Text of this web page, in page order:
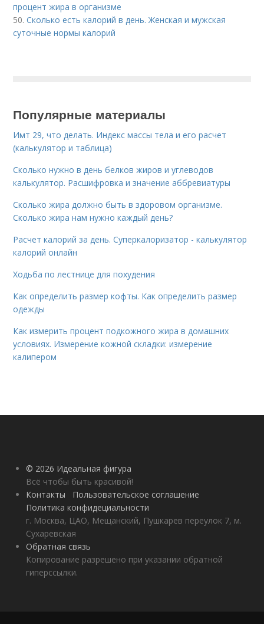
процент жира в организме
50.Сколько есть калорий в день. Женская и мужская
суточные нормы калорий
Популярные материалы
Имт 29, что делать. Индекс массы тела и его расчет
(калькулятор и таблица)
Сколько нужно в день белков жиров и углеводов
калькулятор. Расшифровка и значение аббревиатуры
Сколько жира должно быть в здоровом организме.
Сколько жира нам нужно каждый день?
Расчет калорий за день. Суперкалоризатор - калькулятор
калорий онлайн
Ходьба по лестнице для похудения
Как определить размер кофты. Как определить размер
одежды
Как измерить процент подкожного жира в домашних
условиях. Измерение кожной складки: измерение
калипером
© 2026 Идеальная фигура
Всё чтобы быть красивой!
Контакты
Пользовательское соглашение
Политика конфидециальности
г. Москва, ЦАО, Мещанский, Пушкарев переулок 7, м.
Сухаревская
Обратная связь
Копирование разрешено при указании обратной
гиперссылки.